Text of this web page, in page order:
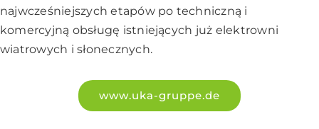
najwcześniejszych etapów po techniczną i
komercyjną obsługę istniejących już elektrowni
wiatrowych i słonecznych.
www.uka-gruppe.de